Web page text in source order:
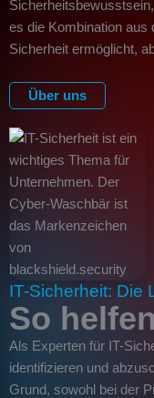
es die Kombination aus
Sicherheit ermöglicht,
Über uns
IT-Sicherheit: Die
So
Als Experten für IT-
identifizieren und
Grund, sowohl bei der